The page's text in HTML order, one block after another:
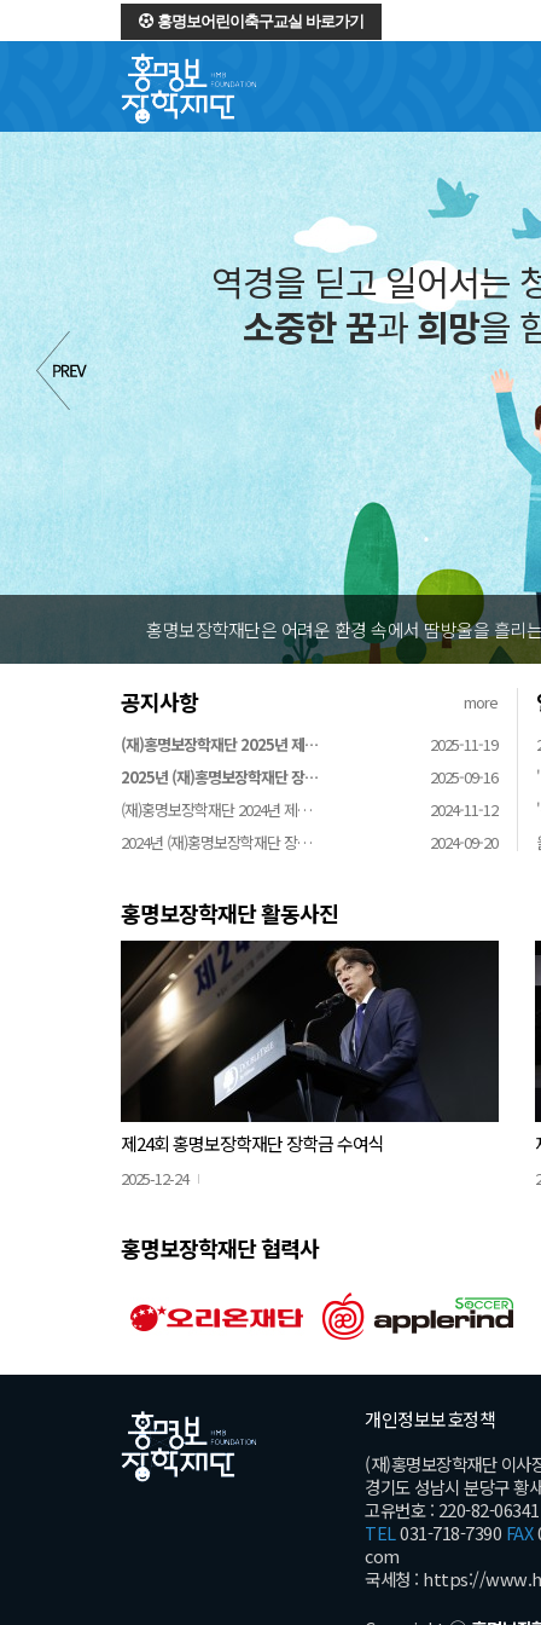
홍명보어린이축구교실 바로가기
고 일어서는 청소년들의
꿈과희망을 함께합니다
환경 속에서 땀방울을 흘리는 꿈나무에게 힘을 주고 생활 속의 축구를
공지사항
more
(재)홍명보장학재단 2025년 제…
2025-11-19
2025년 (재)홍명보장학재단 장…
2025-09-16
(재)홍명보장학재단 2024년 제…
2024-11-12
2024년 (재)홍명보장학재단 장…
2024-09-20
홍명보장학재단 활동사진
제24회 홍명보장학재단 장학금 수여식
2025-12-24
홍명보장학재단 협력사
개인정보보호정책
(재)홍명보장학재단 이사
경기도 성남시 분당구 황
고유번호 : 220-82-06341
TEL031-718-7390 FAX
com
국세청 : https://